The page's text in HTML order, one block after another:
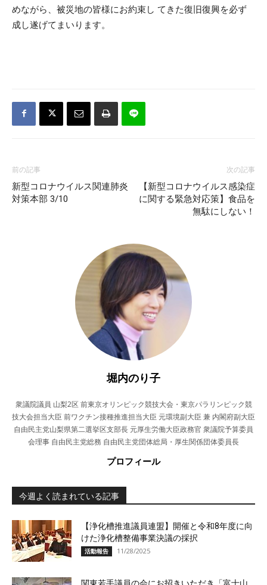
めながら、被災地の皆様にお約束し てきた復旧復興を必ず
成し遂げてまいります。
前の記事
新型コロナウイルス関連肺炎
対策本部 3/10
次の記事
【新型コロナウイルス感染症
に関する緊急対応策】食品を
無駄にしない！
堀内のり子
衆議院議員 山梨2区 前東京オリンピック競技大会・東京パラリンピック競
技大会担当大臣 前ワクチン接種推進担当大臣 元環境副大臣 兼 内閣府副大臣
自由民主党山梨県第二選挙区支部長 元厚生労働大臣政務官 衆議院予算委員
会理事 自由民主党総務 自由民主党団体総局・厚生関係団体委員長
プロフィール
今週よく読まれている記事
【浄化槽推進議員連盟】開催と令和8年度に向
けた浄化槽整備事業決議の採択
活動報告 11/28/2025
関東若手議員の会にお招きいただき「富士山